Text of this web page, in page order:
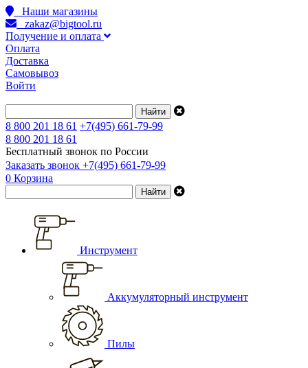
Наши магазины
zakaz@bigtool.ru
Получение и оплата
Оплата
Доставка
Самовывоз
Войти
8 800 201 18 61 +7(495) 661-79-99
8 800 201 18 61
Бесплатный звонок по России
Заказать звонок +7(495) 661-79-99
0 Корзина
Инструмент
Аккумуляторный инструмент
Пилы